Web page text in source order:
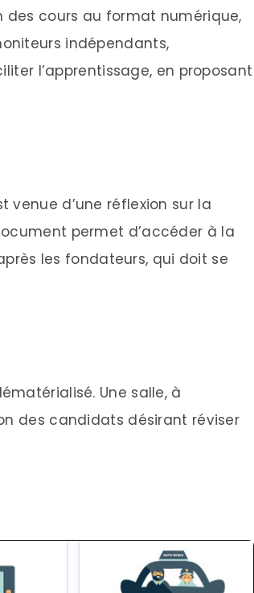
cours au format numérique,
indépendants,
l’apprentissage, en proposant
venue d’une réflexion sur la
permet d’accéder à la
les fondateurs, qui doit se
Une salle, à
des candidats désirant réviser